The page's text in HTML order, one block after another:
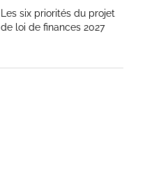
Les six priorités du projet
de loi de finances 2027